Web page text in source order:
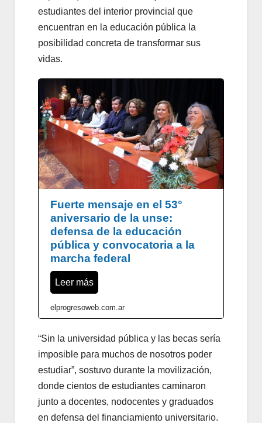
estudiantes del interior provincial que
encuentran en la educación pública la
posibilidad concreta de transformar sus
vidas.
Fuerte mensaje en el 53°
aniversario de la unse:
defensa de la educación
pública y convocatoria a la
marcha federal
Leer más
elprogresoweb.com.ar
“Sin la universidad pública y las becas sería
imposible para muchos de nosotros poder
estudiar”, sostuvo durante la movilización,
donde cientos de estudiantes caminaron
junto a docentes, nodocentes y graduados
en defensa del financiamiento universitario.